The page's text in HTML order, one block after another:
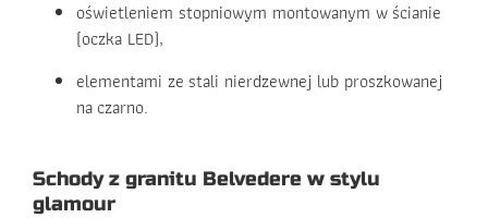
oświetleniem stopniowym montowanym w ścianie
(oczka LED),
elementami ze stali nierdzewnej lub proszkowanej
na czarno.
Schody z granitu Belvedere w stylu
glamour